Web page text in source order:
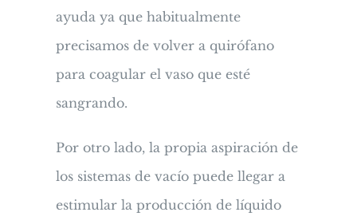
ayuda ya que habitualmente
precisamos de volver a quirófano
para coagular el vaso que esté
sangrando.
Por otro lado, la propia aspiración de
los sistemas de vacío puede llegar a
estimular la producción de líquido